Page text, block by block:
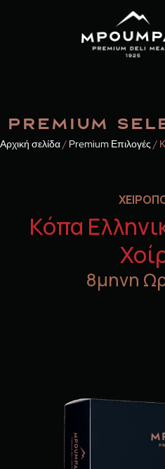
PREMIUM
Αρχική σελίδα/ Premium Επιλογές /
Κόπα
8μηνη